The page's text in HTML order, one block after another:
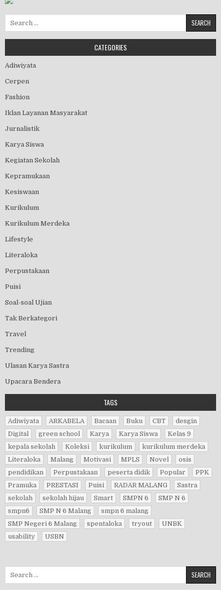
CATEGORIES
Adiwiyata
Cerpen
Fashion
Iklan Layanan Masyarakat
Jurnalistik
Karya Siswa
Kegiatan Sekolah
Kepramukaan
Kesiswaan
Kurikulum
Kurikulum Merdeka
Lifestyle
Literaloka
Perpustakaan
Puisi
Soal-soal Ujian
Tak Berkategori
Travel
Trending
Ulasan Karya Sastra
Upacara Bendera
TAGS
Adiwiyata ARKABELA Bacaan Buku CBT
desgin
Digital
green school Karya Karya Siswa
Kelas 9
kepala sekolah
Koleksi kurikulum
kurikulum merdeka
Literaloka
Malang Motivasi MPLS Novel
osis
pendidikan
Perpustakaan peserta didik Popular
PPK
Pramuka
PRESTASI Puisi RADAR MALANG
Sastra
sekolah
sekolah hijau Smart SMPN 6
SMP N 6
smpn6
SMP N 6 Malang
smpn 6 malang
SMP Negeri 6 Malang
spentaloka tryout
UNBK
usability
USBN